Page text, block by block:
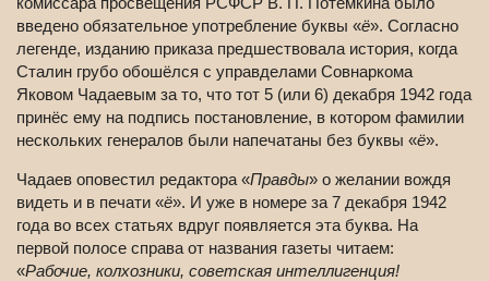
введено обязательное употребление буквы «ё». Согласно
легенде, изданию приказа предшествовала история, когда
Сталин грубо обошёлся с управделами Совнаркома
Яковом Чадаевым за то, что тот 5 (или 6) декабря 1942 года
принёс ему на подпись постановление, в котором фамилии
нескольких генералов были напечатаны без буквы «ё».
Чадаев оповестил редактора «Правды» о желании вождя
видеть и в печати «ё». И уже в номере за 7 декабря 1942
года во всех статьях вдруг появляется эта буква. На
первой полосе справа от названия газеты читаем:
«Рабочие, колхозники, советская интеллигенция!